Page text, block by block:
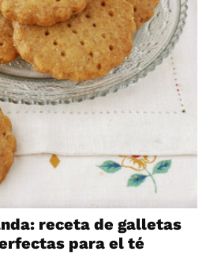
receta de galletas
para el té